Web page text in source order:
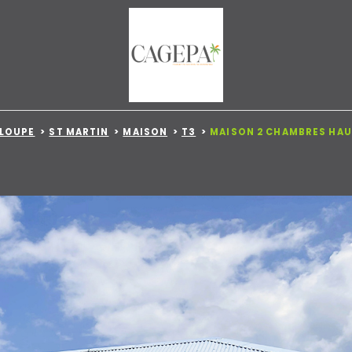
ST MARTIN MAISON T3 MAISON 2 CHAMBRES